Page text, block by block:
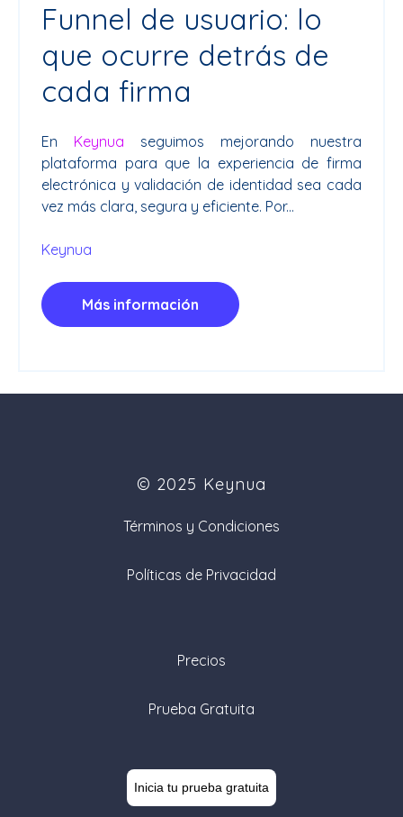
Funnel de usuario: lo
que ocurre detrás de
cada firma
En Keynua seguimos mejorando nuestra
plataforma para que la experiencia de firma
electrónica y validación de identidad sea cada
vez más clara, segura y eficiente. Por...
Keynua
Más información
© 2025 Keynua
Términos y Condiciones
Políticas de Privacidad
Precios
Prueba Gratuita
Inicia tu prueba gratuita